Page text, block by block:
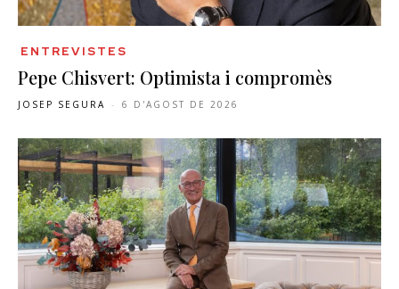
ENTREVISTES
Pepe Chisvert: Optimista i compromès
JOSEP SEGURA - 6 D'AGOST DE 2026